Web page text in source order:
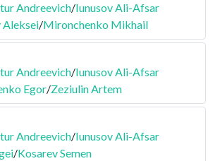
Andreevich/Iunusov Ali-Afsar
Aleksei/Mironchenko Mikhail
Andreevich/Iunusov Ali-Afsar
Egor/Zeziulin Artem
Andreevich/Iunusov Ali-Afsar
/Kosarev Semen